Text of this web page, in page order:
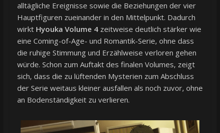
alltägliche Ereignisse sowie die Beziehungen der vier
Hauptfiguren zueinander in den Mittelpunkt. Dadurch
wirkt Hyouka Volume 4zeitweise deutlich stärker wie
eine Coming-of-Age- und Romantik-Serie, ohne dass
die ruhige Stimmung und Erzählweise verloren gehen
würde. Schon zum Auftakt des finalen Volumes, zeigt
sich, dass die zu lüftenden Mysterien zum Abschluss
der Serie weitaus kleiner ausfallen als noch zuvor, ohne
an Bodenständigkeit zu verlieren.